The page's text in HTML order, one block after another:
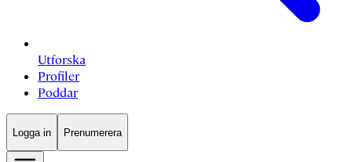
Utforska
Profiler
Poddar
Logga in Prenumerera